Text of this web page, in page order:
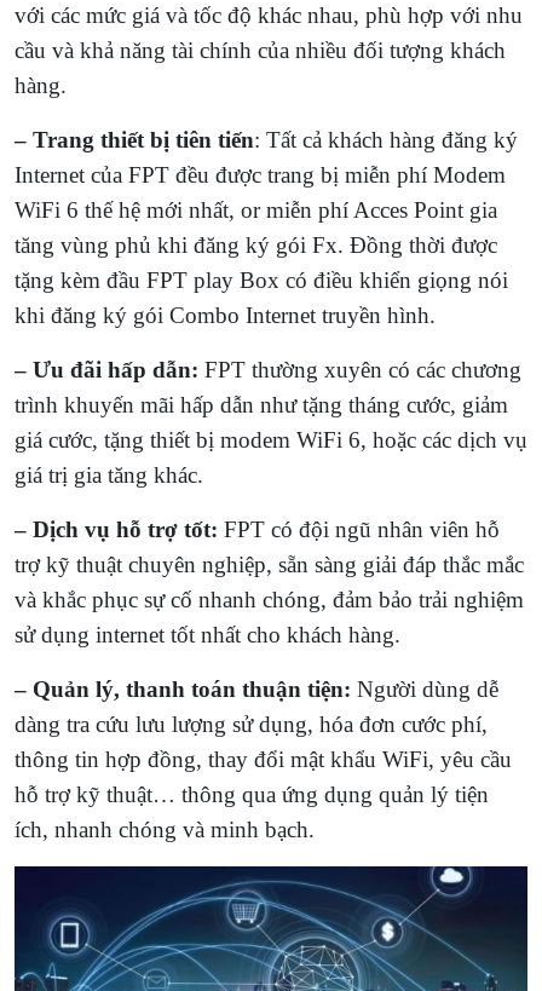
với các mức giá và tốc độ khác nhau, phù hợp với nhu
cầu và khả năng tài chính của nhiều đối tượng khách
hàng.
– Trang thiết bị tiên tiến: Tất cả khách hàng đăng ký
Internet của FPT đều được trang bị miễn phí Modem
WiFi 6 thế hệ mới nhất, or miễn phí Acces Point gia
tăng vùng phủ khi đăng ký gói Fx. Đồng thời được
tặng kèm đầu FPT play Box có điều khiển giọng nói
khi đăng ký gói Combo Internet truyền hình.
– Ưu đãi hấp dẫn: FPT thường xuyên có các chương
trình khuyến mãi hấp dẫn như tặng tháng cước, giảm
giá cước, tặng thiết bị modem WiFi 6, hoặc các dịch vụ
giá trị gia tăng khác.
– Dịch vụ hỗ trợ tốt: FPT có đội ngũ nhân viên hỗ
trợ kỹ thuật chuyên nghiệp, sẵn sàng giải đáp thắc mắc
và khắc phục sự cố nhanh chóng, đảm bảo trải nghiệm
sử dụng internet tốt nhất cho khách hàng.
– Quản lý, thanh toán thuận tiện: Người dùng dễ
dàng tra cứu lưu lượng sử dụng, hóa đơn cước phí,
thông tin hợp đồng, thay đổi mật khẩu WiFi, yêu cầu
hỗ trợ kỹ thuật… thông qua ứng dụng quản lý tiện
ích, nhanh chóng và minh bạch.